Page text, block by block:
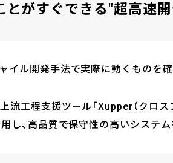
とがすぐできる"超高速
イル開発手法で実際に動くものを
流工程支援ツール「Xupper（クロ
用し、高品質で保守性の高いシステム